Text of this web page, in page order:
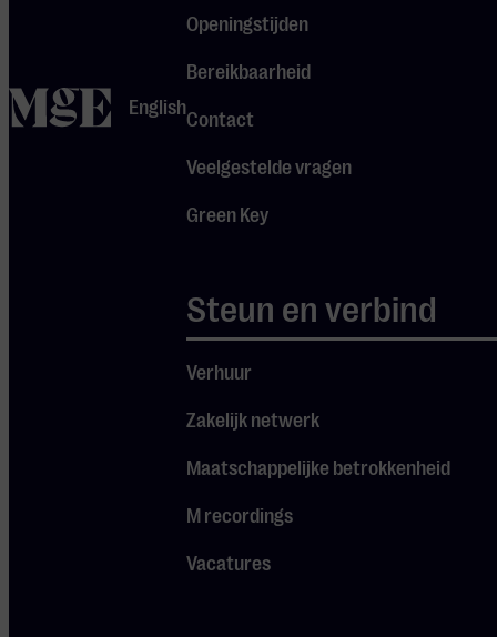
homeEnglish
Openingstijden
Bereikbaarheid
Contact
Veelgestelde vragen
Green Key
Steun en verbind
Verhuur
Zakelijk netwerk
Maatschappelijke betrokkenheid
M recordings
Vacatures
Een lunchpauzeconcert
compleet zonder een
lekkere lunch. Daarom
huisgemaakte soep en
bijbestellen! Blijf je ook
Programma